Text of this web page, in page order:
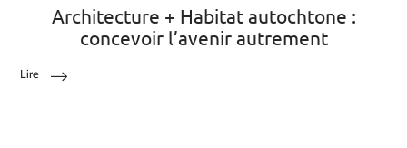
Architecture + Habitat autochtone :
concevoir l’avenir autrement
Lire